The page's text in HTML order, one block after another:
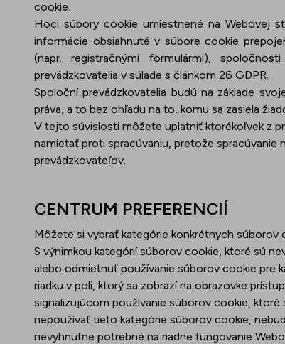
cookie.
Hoci súbory cookie umiestnené na Webovej
informácie obsiahnuté v súbore cookie
(napr. registračnými formulármi),
prevádzkovatelia v súlade s článkom 26 GDPR.
Spoloční prevádzkovatelia budú na základe
práva, a to bez ohľadu na to, komu sa zasiela
V tejto súvislosti môžete uplatniť ktorékoľvek z
namietať proti spracúvaniu, pretože spracúvanie
prevádzkovateľov.
CENTRUM PREFERENCIÍ
Môžete si vybrať kategórie konkrétnych súborov
S výnimkou kategórií súborov cookie, ktoré sú
alebo odmietnuť používanie súborov cookie pre
riadku v poli, ktorý sa zobrazí na obrazovke
signalizujúcom používanie súborov cookie, ktoré
nepoužívať tieto kategórie súborov cookie,
nevyhnutne potrebné na riadne fungovanie